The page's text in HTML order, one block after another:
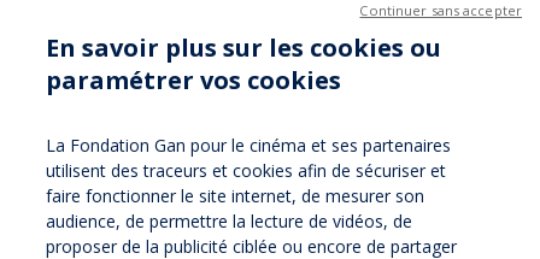
Partager sur :
facebook
twitterVersion
imprimable
En savoir plus sur les cookies ou
paramétrer vos cookies
La Fondation Gan pour le cinéma et ses partenaires
utilisent des traceurs et cookies afin de sécuriser et
faire fonctionner le site internet, de mesurer son
audience, de permettre la lecture de vidéos, de
proposer de la publicité ciblée ou encore de partager
Continuer sans accepter